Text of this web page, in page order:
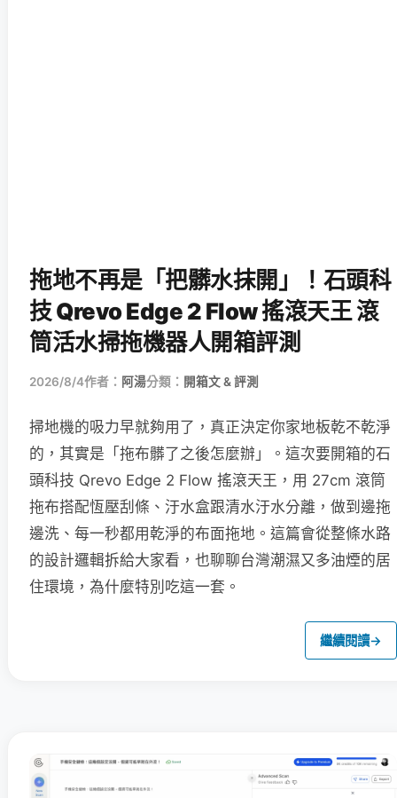
拖地不再是「把髒水抹開」！石頭科
技 Qrevo Edge 2 Flow 搖滾天王 滾
筒活水掃拖機器人開箱評測
2026/8/4作者： 阿湯分類： 開箱文 & 評測
掃地機的吸力早就夠用了，真正決定你家地板乾不乾淨
的，其實是「拖布髒了之後怎麼辦」。這次要開箱的石
頭科技 Qrevo Edge 2 Flow 搖滾天王，用 27cm 滾筒
拖布搭配恆壓刮條、汙水盒跟清水汙水分離，做到邊拖
邊洗、每一秒都用乾淨的布面拖地。這篇會從整條水路
的設計邏輯拆給大家看，也聊聊台灣潮濕又多油煙的居
住環境，為什麼特別吃這一套。
繼續閱讀→